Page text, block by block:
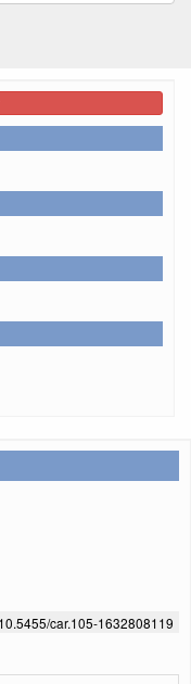
10.5455/car.105-1632808119